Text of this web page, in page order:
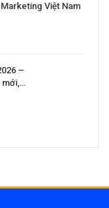
Việt Nam
–
mới,…